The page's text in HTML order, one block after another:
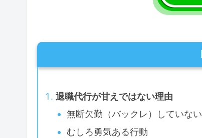
退職代行が甘えではない理由
無断欠勤（バックレ）していない
むしろ勇気ある行動